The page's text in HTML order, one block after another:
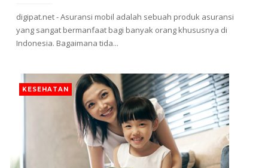
digipat.net - Asuransi mobil adalah sebuah produk asuransi
yang sangat bermanfaat bagi banyak orang khususnya di
Indonesia. Bagaimana tida...
KESEHATAN